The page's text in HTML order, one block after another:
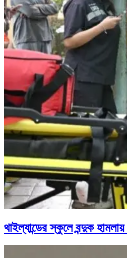
থাইল্যান্ডের স্কুলে বন্দুক